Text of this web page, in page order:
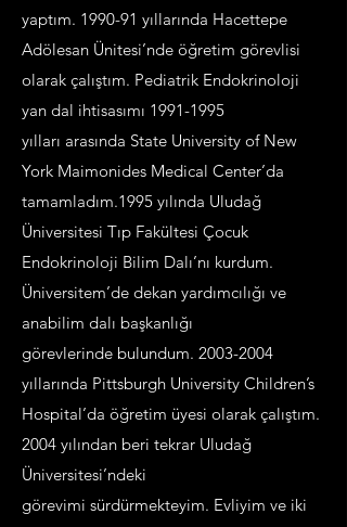
yaptım. 1990-91 yıllarında Hacettepe
Adölesan Ünitesi’nde öğretim görevlisi
olarak çalıştım. Pediatrik Endokrinoloji
yan dal ihtisasımı 1991-1995
yılları arasında State University of New
York Maimonides Medical Center’da
tamamladım.1995 yılında Uludağ
Üniversitesi Tıp Fakültesi Çocuk
Endokrinoloji Bilim Dalı’nı kurdum.
Üniversitem’de dekan yardımcılığı ve
anabilim dalı başkanlığı
görevlerinde bulundum. 2003-2004
yıllarında Pittsburgh University Children’s
Hospital’da öğretim üyesi olarak çalıştım.
2004 yılından beri tekrar Uludağ
Üniversitesi’ndeki
görevimi sürdürmekteyim. Evliyim ve iki